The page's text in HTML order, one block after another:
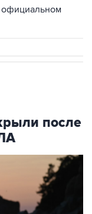
официальном
после